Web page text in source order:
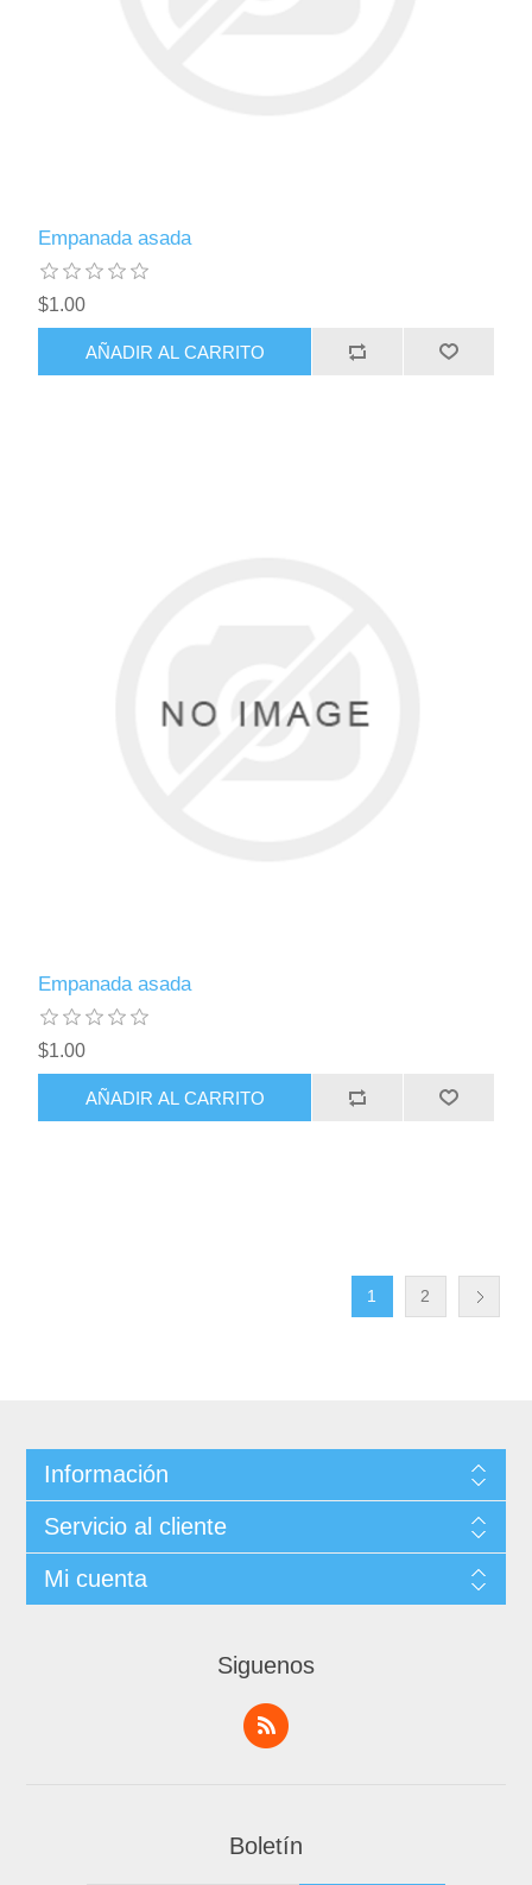
Empanada asada
$1.00
Empanada asada
$1.00
1 2
Información
Servicio al cliente
Mi cuenta
Siguenos
Boletín